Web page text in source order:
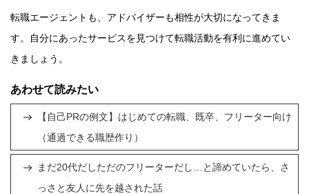
転職エージェントも、アドバイザーも相性が大切になってきま
す。自分にあったサービスを見つけて転職活動を有利に進めてい
きましょう。
あわせて読みたい
【自己PRの例文】はじめての転職、既卒、フリーター向け
（通過できる職歴作り）
まだ20代だしただのフリーターだし…と諦めていたら、さ
っさと友人に先を越された話